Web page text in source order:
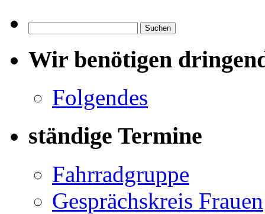
Wandsbek
nach:
Wir benötigen
Folgendes
ständige Termine
Fahrradgruppe
Gesprächskreis Frauen